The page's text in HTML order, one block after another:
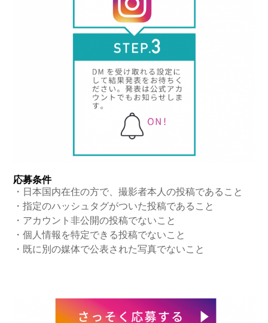
応募条件
・日本国内在住の方で、撮影者本人の投稿であること
・指定のハッシュタグがついた投稿であること
・アカウント非公開の投稿でないこと
・個人情報を特定できる投稿でないこと
・既に別の媒体で公表された写真でないこと